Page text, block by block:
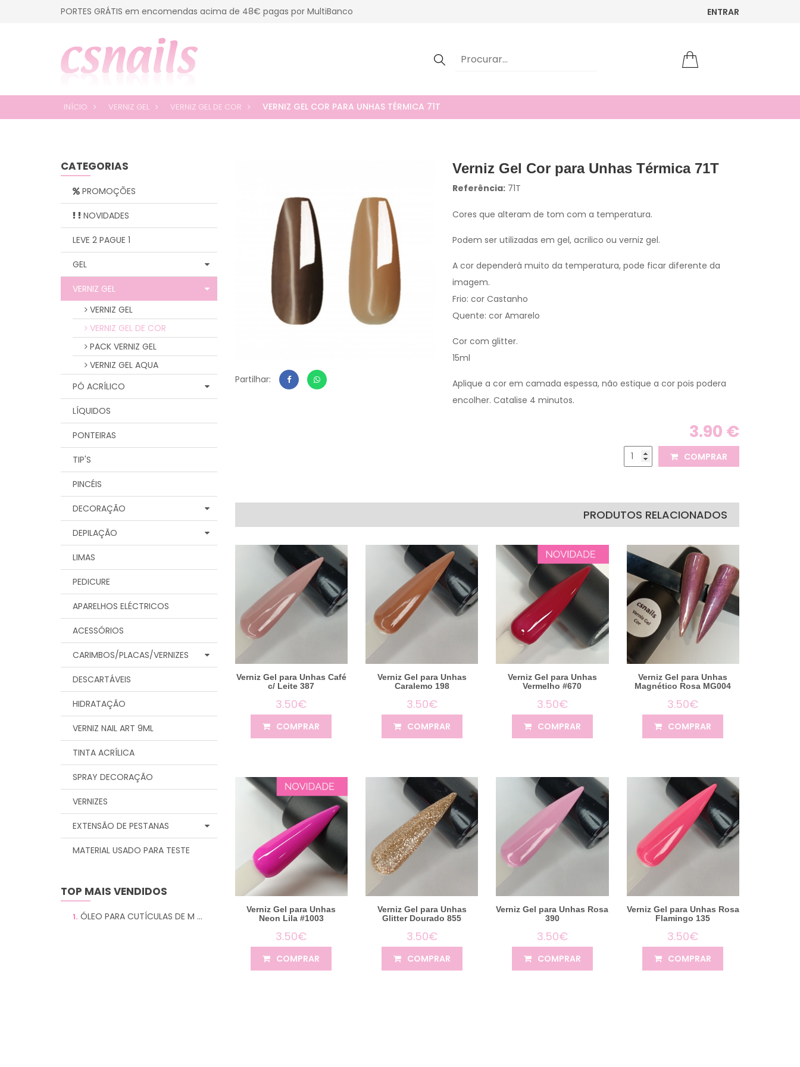
PORTES GRÁTIS em encomendas acima de 48€ pagas por MultiBanco ENTRAR
INÍCIO VERNIZ GEL VERNIZ GEL DE COR VERNIZ GEL COR PARA UNHAS TÉRMICA 71T
CATEGORIAS
PROMOÇÕES
NOVIDADES
LEVE 2 PAGUE 1
GEL
VERNIZ GEL
VERNIZ GEL
VERNIZ GEL DE COR
PACK VERNIZ GEL
VERNIZ GEL AQUA
PÓ ACRÍLICO
LÍQUIDOS
PONTEIRAS
TIP'S
PINCÉIS
DECORAÇÃO
DEPILAÇÃO
LIMAS
PEDICURE
APARELHOS ELÉCTRICOS
ACESSÓRIOS
CARIMBOS/PLACAS/VERNIZES
DESCARTÁVEIS
HIDRATAÇÃO
VERNIZ NAIL ART 9ML
TINTA ACRÍLICA
SPRAY DECORAÇÃO
VERNIZES
EXTENSÃO DE PESTANAS
MATERIAL USADO PARA TESTE
TOP MAIS VENDIDOS
1. ÓLEO PARA CUTÍCULAS DE M ...
Partilhar:
Verniz Gel Cor para Unhas Térmica 71T
Referência: 71T
Cores que alteram de tom com a temperatura.
Podem ser utilizadas em gel, acrilico ou verniz gel.
A cor dependerá muito da temperatura, pode ficar diferente da
imagem.
Frio: cor Castanho
Quente: cor Amarelo
Cor com glitter.
15ml
Aplique a cor em camada espessa, não estique a cor pois podera
encolher. Catalise 4 minutos.
3.90 €
COMPRAR
PRODUTOS RELACIONADOS
Verniz Gel para Unhas Café
c/ Leite 387
3.50€
COMPRAR
Verniz Gel para Unhas
Caralemo 198
3.50€
COMPRAR
Verniz Gel para Unhas
Vermelho #670
3.50€
COMPRAR
Verniz Gel para Unhas
Magnético Rosa MG004
3.50€
COMPRAR
Verniz Gel para Unhas
Neon Lila #1003
3.50€
COMPRAR
Verniz Gel para Unhas
Glitter Dourado 855
3.50€
COMPRAR
Verniz Gel para Unhas Rosa
390
3.50€
COMPRAR
Verniz Gel para Unhas Rosa
Flamingo 135
3.50€
COMPRAR